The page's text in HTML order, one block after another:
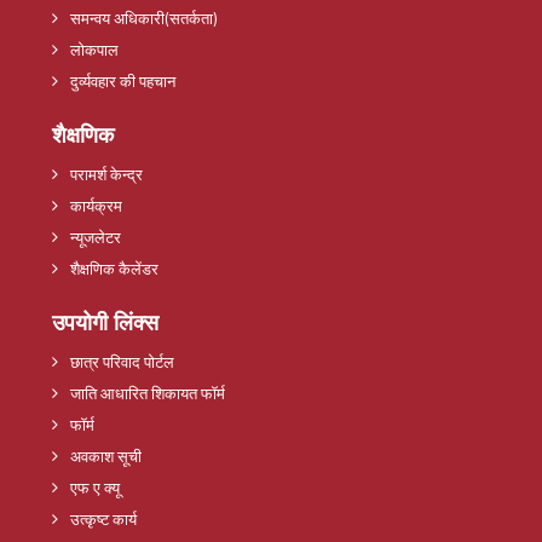
समन्वय अधिकारी(सतर्कता)
लोकपाल
दुर्व्यवहार की पहचान
शैक्षणिक
परामर्श केन्द्र
कार्यक्रम
न्यूजलेटर
शैक्षणिक कैलेंडर
उपयोगी लिंक्स
छात्र परिवाद पोर्टल
जाति आधारित शिकायत फॉर्म
फॉर्म
अवकाश सूची
एफ ए क्यू
उत्कृष्ट कार्य